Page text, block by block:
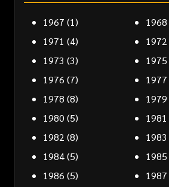
1967 (1) 1968
1971 (4) 1972
1973 (3) 1975
1976 (7) 1977
1978 (8) 1979
1980 (5) 1981
1982 (8) 1983
1984(5) 1985
1986 (5) 1987